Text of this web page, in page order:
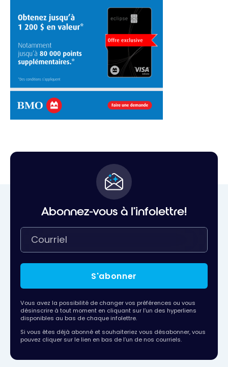
Abonnez-vous à l'infolettre!
S'abonner
Vous avez la possibilité de changer vos préférences ou vous
désinscrire à tout moment en cliquant sur l’un des hyperliens
disponibles au bas de chaque infolettre.
Si vous êtes déjà abonné et souhaiteriez vous désabonner, vous
pouvez cliquer sur le lien en bas de l’un de nos courriels.